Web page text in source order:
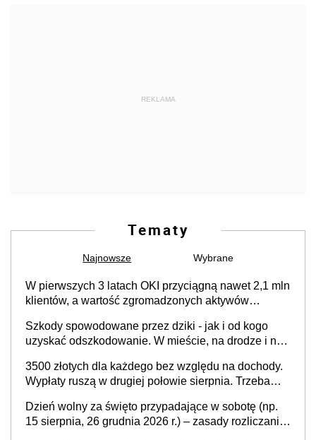
REKLAMA
Tematy
Najnowsze Wybrane
W pierwszych 3 latach OKI przyciągną nawet 2,1 mln
klientów, a wartość zgromadzonych aktywów
Szkody spowodowane przez dziki - jak i od kogo
uzyskać odszkodowanie. W mieście, na drodze i na
3500 złotych dla każdego bez względu na dochody.
Wypłaty ruszą w drugiej połowie sierpnia. Trzeba
Dzień wolny za święto przypadające w sobotę (np.
15 sierpnia, 26 grudnia 2026 r.) – zasady rozliczania